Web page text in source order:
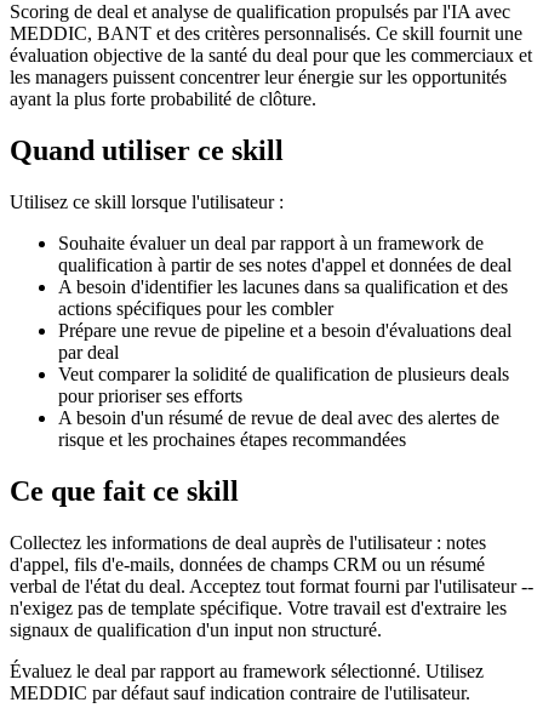
Scoring de deal et analyse de qualification propulsés par l'IA avec
MEDDIC, BANT et des critères personnalisés. Ce skill fournit une
évaluation objective de la santé du deal pour que les commerciaux et
les managers puissent concentrer leur énergie sur les opportunités
ayant la plus forte probabilité de clôture.
Quand utiliser ce skill
Utilisez ce skill lorsque l'utilisateur :
Souhaite évaluer un deal par rapport à un framework de
qualification à partir de ses notes d'appel et données de deal
A besoin d'identifier les lacunes dans sa qualification et des
actions spécifiques pour les combler
Prépare une revue de pipeline et a besoin d'évaluations deal
par deal
Veut comparer la solidité de qualification de plusieurs deals
pour prioriser ses efforts
A besoin d'un résumé de revue de deal avec des alertes de
risque et les prochaines étapes recommandées
Ce que fait ce skill
Collectez les informations de deal auprès de l'utilisateur : notes
d'appel, fils d'e-mails, données de champs CRM ou un résumé
verbal de l'état du deal. Acceptez tout format fourni par l'utilisateur --
n'exigez pas de template spécifique. Votre travail est d'extraire les
signaux de qualification d'un input non structuré.
Évaluez le deal par rapport au framework sélectionné. Utilisez
MEDDIC par défaut sauf indication contraire de l'utilisateur.